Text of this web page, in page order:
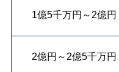
1億5千万円 ～ 2億円
2億円 ～ 2億5千万円